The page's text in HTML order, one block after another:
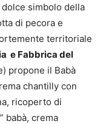
simbolo della
di pecora e
territoriale
e Fabbrica del
propone il Babà
chantilly con
ricoperto di
babà, crema